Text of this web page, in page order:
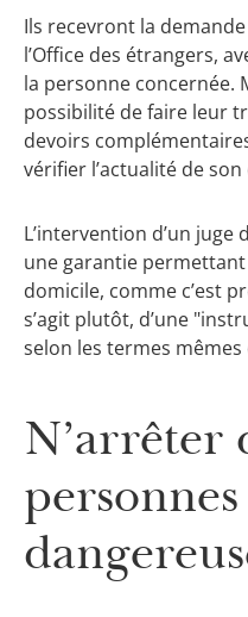
Ils recevront la
l’Office des étrangers,
la personne concernée.
possibilité de faire leur
devoirs
vérifier l’actualité de
L’intervention d’un juge
une garantie
domicile, comme c’est
s’agit plutôt, d’une
selon les termes
N’arrêter
personnes